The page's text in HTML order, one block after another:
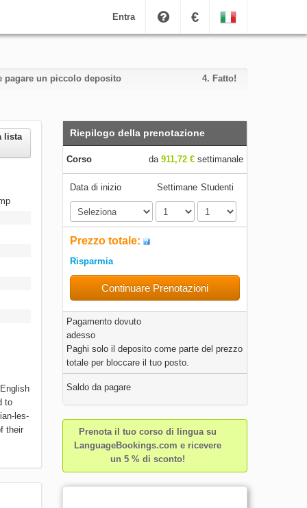
Entra €
pagare un piccolo deposito 4. Fatto!
lista
to
les-
their
Riepilogo della prenotazione
Corso da 911,72 €settimanale
Data di inizio Settimane Studenti
Prezzo totale:
Risparmia
Continuare Prenotazioni
Pagamento dovuto
adesso
Paghi solo il deposito come parte del prezzo
totale per bloccare il tuo posto.
Saldo da pagare
Prenota il tuo corso di lingua su
LanguageBookings.com e ricevere
un 5 % di sconto!